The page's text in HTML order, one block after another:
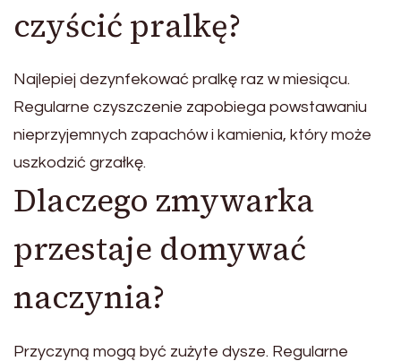
czyścić pralkę?
Najlepiej dezynfekować pralkę raz w miesiącu.
Regularne czyszczenie zapobiega powstawaniu
nieprzyjemnych zapachów i kamienia, który może
uszkodzić grzałkę.
Dlaczego zmywarka
przestaje domywać
naczynia?
Przyczyną mogą być zużyte dysze. Regularne